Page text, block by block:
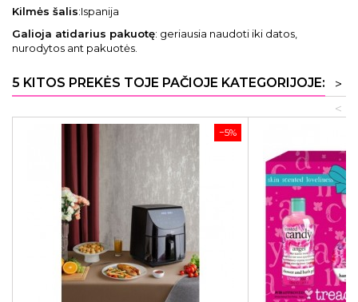
Kilmės šalis:Ispanija
Galioja atidarius pakuotę: geriausia naudoti iki datos,
nurodytos ant pakuotės.
5 KITOS PREKĖS TOJE PAČIOJE KATEGORIJOJE:
>
<
−5%